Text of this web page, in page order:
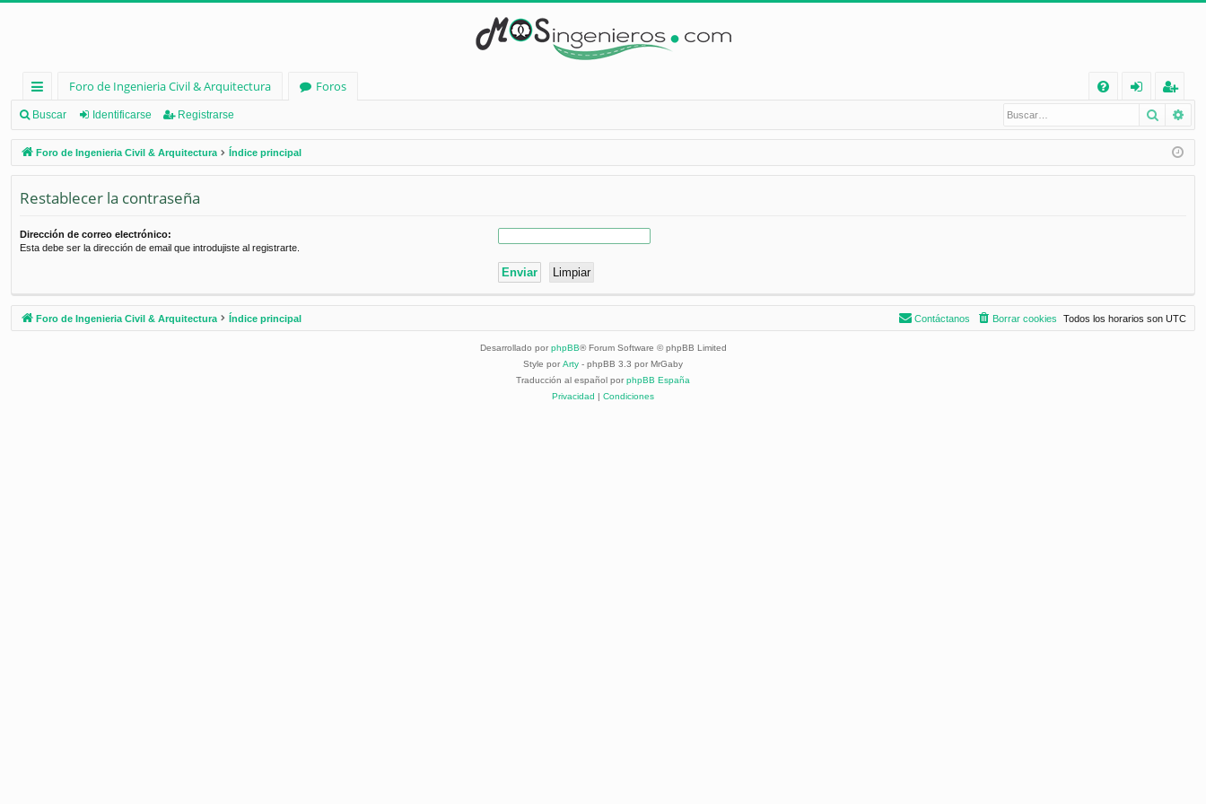
nl
ac
es
rá
d
Foro de Ingenieria Civil & Arquitectura
Foros
Q
nt
ifi
eg
ist
ra
Buscar Identificarse Registrarse Buscar
Foro de Ingenieria Civil & Arquitectura Índice principal
Restablecer la contraseña
Dirección de correo electrónico:
Esta debe ser la dirección de email que introdujiste al registrarte.
Foro de Ingenieria Civil & Arquitectura Índice principal Todos los horarios son UTC
Borrar cookies
Contáctanos
Desarrollado por phpBB® Forum Software © phpBB Limited
Style por Arty - phpBB 3.3 por MrGaby
Traducción al español por phpBB España
Privacidad | Condiciones